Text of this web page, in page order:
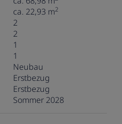
ca. 22,93 m2
2
2
1
1
Neubau
Erstbezug
Erstbezug
Sommer 2028